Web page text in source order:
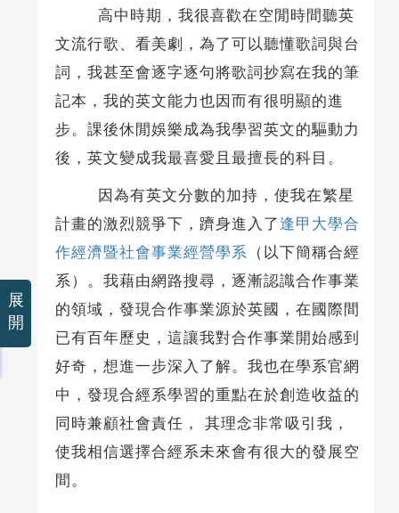
高中時期，我很喜歡在空閒時間聽英
文流行歌、看美劇，為了可以聽懂歌詞與台
詞，我甚至會逐字逐句將歌詞抄寫在我的筆
記本，我的英文能力也因而有很明顯的進
步。課後休閒娛樂成為我學習英文的驅動力
後，英文變成我最喜愛且最擅長的科目。
因為有英文分數的加持，使我在繁星
計畫的激烈競爭下，躋身進入了逢甲大學合
作經濟暨社會事業經營學系 （以下簡稱合經
系）。我藉由網路搜尋，逐漸認識合作事業
的領域，發現合作事業源於英國，在國際間
已有百年歷史，這讓我對合作事業開始感到
好奇，想進一步深入了解。我也在學系官網
中，發現合經系學習的重點在於創造收益的
同時兼顧社會責任， 其理念非常吸引我，
使我相信選擇合經系未來會有很大的發展空
間。
展
開